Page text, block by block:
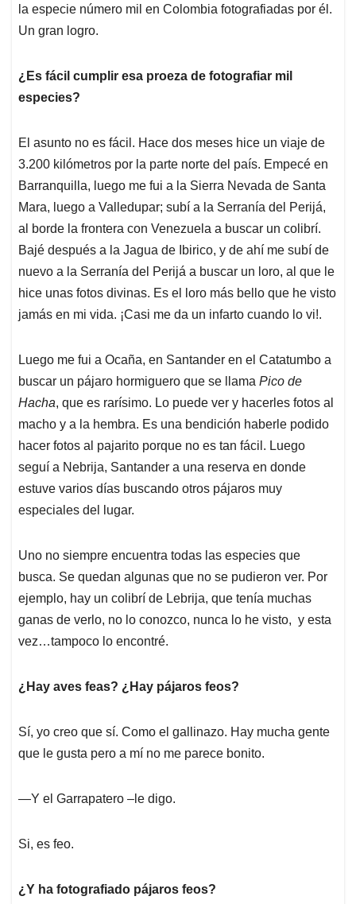
la especie número mil en Colombia fotografiadas por él.
Un gran logro.
¿Es fácil cumplir esa proeza de fotografiar mil
especies?
El asunto no es fácil. Hace dos meses hice un viaje de
3.200 kilómetros por la parte norte del país. Empecé en
Barranquilla, luego me fui a la Sierra Nevada de Santa
Mara, luego a Valledupar; subí a la Serranía del Perijá,
al borde la frontera con Venezuela a buscar un colibrí.
Bajé después a la Jagua de Ibirico, y de ahí me subí de
nuevo a la Serranía del Perijá a buscar un loro, al que le
hice unas fotos divinas. Es el loro más bello que he visto
jamás en mi vida. ¡Casi me da un infarto cuando lo vi!.
Luego me fui a Ocaña, en Santander en el Catatumbo a
buscar un pájaro hormiguero que se llama Pico de
Hacha, que es rarísimo. Lo puede ver y hacerles fotos al
macho y a la hembra. Es una bendición haberle podido
hacer fotos al pajarito porque no es tan fácil. Luego
seguí a Nebrija, Santander a una reserva en donde
estuve varios días buscando otros pájaros muy
especiales del lugar.
Uno no siempre encuentra todas las especies que
busca. Se quedan algunas que no se pudieron ver. Por
ejemplo, hay un colibrí de Lebrija, que tenía muchas
ganas de verlo, no lo conozco, nunca lo he visto, y esta
vez…tampoco lo encontré.
¿Hay aves feas? ¿Hay pájaros feos?
Sí, yo creo que sí. Como el gallinazo. Hay mucha gente
que le gusta pero a mí no me parece bonito.
—Y el Garrapatero –le digo.
Si, es feo.
¿Y ha fotografiado pájaros feos?